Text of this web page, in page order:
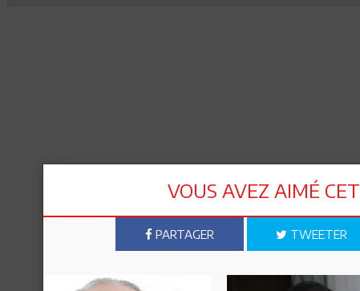
VOUS AVEZ AIMÉ
PARTAGER TWEETER